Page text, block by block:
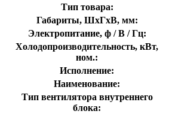
Тип товара:
Габариты, ШхГхВ, мм:
Электропитание, ф / В / Гц:
Холодопроизводительность, кВт,
ном.:
Исполнение:
Наименование:
Тип вентилятора внутреннего
блока: